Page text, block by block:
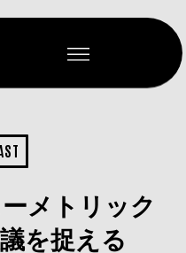
ーメトリック
を捉える